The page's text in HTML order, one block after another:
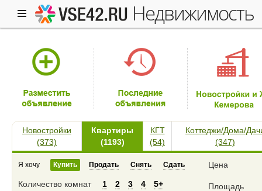
недвижимость
Новостройки
(373)
Квартиры
(1193)
КГТ
(54)
Коттеджи/Дома/
(347)
Я хочу Купить Продать Снять Сдать Цена
Количество комнат 1 2 3 4 5+ Площадь